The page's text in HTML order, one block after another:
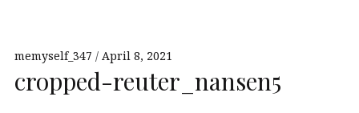
memyself_347 April 8, 2021
cropped-reuter_nansen5